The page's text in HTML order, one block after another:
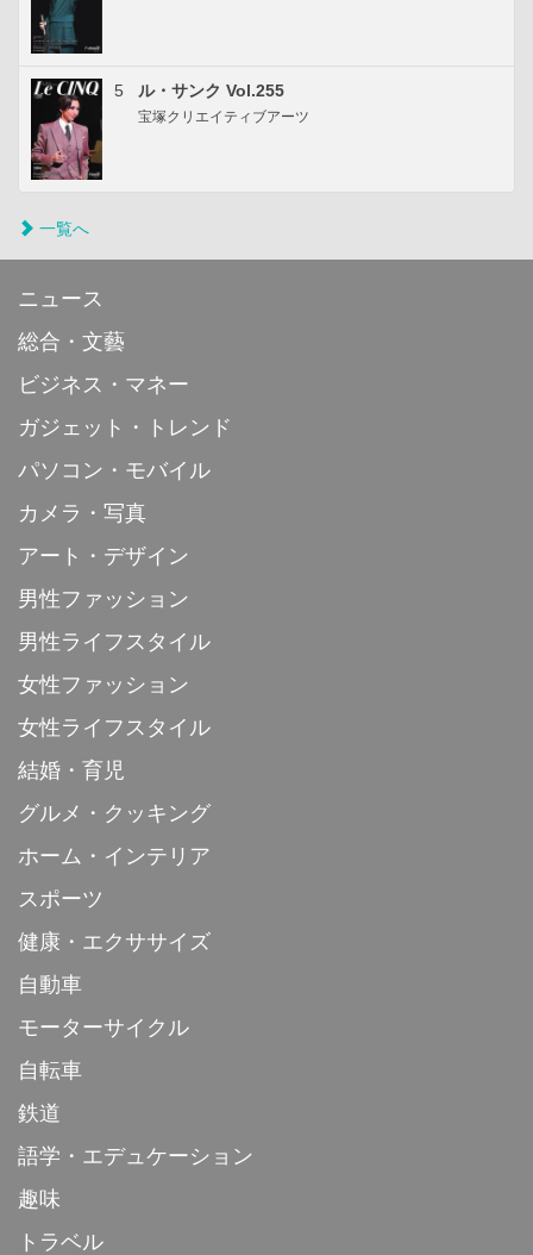
5 ル・サンク Vol.255
宝塚クリエイティブアーツ
一覧へ
ニュース
総合・文藝
ビジネス・マネー
ガジェット・トレンド
パソコン・モバイル
カメラ・写真
アート・デザイン
男性ファッション
男性ライフスタイル
女性ファッション
女性ライフスタイル
結婚・育児
グルメ・クッキング
ホーム・インテリア
スポーツ
健康・エクササイズ
自動車
モーターサイクル
自転車
鉄道
語学・エデュケーション
趣味
トラベル